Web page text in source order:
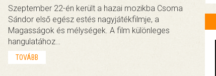
Szeptember 22-én került a hazai mozikba Csoma
Sándor első egész estés nagyjátékfilmje, a
Magasságok és mélységek. A film különleges
hangulatához…
TOVÁBB